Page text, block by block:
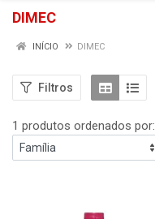
DIMEC
INÍCIO DIMEC
Filtros
1 produtos ordenados por: